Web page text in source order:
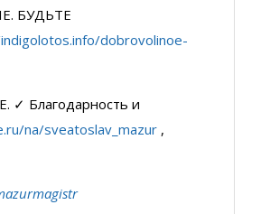
БУДЬТЕ
dobrovolinoe-
Благодарность и
na/sveatoslav_mazur ,